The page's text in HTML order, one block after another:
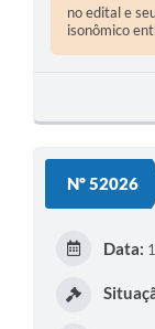
no edital e
isonômico
Nº 52026
Data: